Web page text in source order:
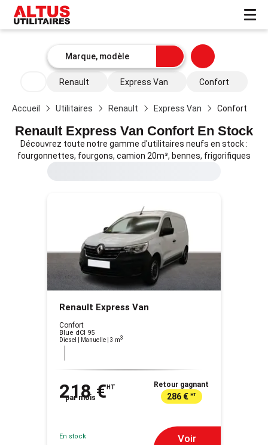
Renault Express Van Confort
Accueil Utilitaires Renault Express Van Confort
Renault Express Van Confort En Stock
Découvrez toute notre gamme d'utilitaires neufs en stock :
fourgonnettes, fourgons, camion 20m³, bennes, frigorifiques
Renault Express Van
Confort
Blue dCI 95
Diesel | Manuelle | 3 m3
218 € HT
par mois
Retour gagnant
286 € HT
En stock Voir